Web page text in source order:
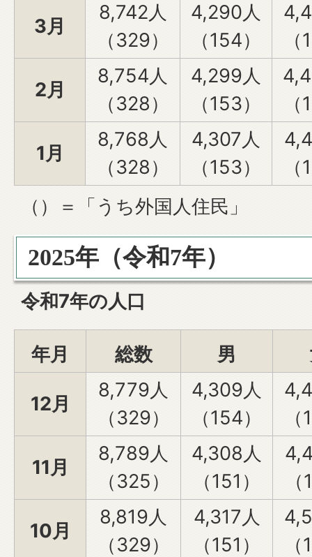
3月
8,742人
（329）
4,290人
（154）
2月
8,754人
（328）
4,299人
（153）
1月
8,768人
（328）
4,307人
（153）
（）＝「うち外国人住民」
2025年（令和7年）
令和7年の人口
年月 総数 男
12月
8,779人
（329）
4,309人
（154）
11月
8,789人
（325）
4,308人
（151）
10月
8,819人
（329）
4,317人
（151）